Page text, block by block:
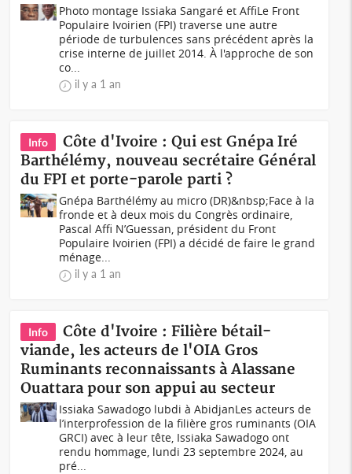
Photo montage Issiaka Sangaré et AffiLe Front
Populaire Ivoirien (FPI) traverse une autre
période de turbulences sans précédent après la
crise interne de juillet 2014. À l'approche de son
co...
il y a 1 an
Info
Côte d'Ivoire : Qui est Gnépa Iré
Barthélémy, nouveau secrétaire Général
du FPI et porte-parole parti ?
Gnépa Barthélémy au micro (DR)&nbsp;Face à la
fronde et à deux mois du Congrès ordinaire,
Pascal Affi N’Guessan, président du Front
Populaire Ivoirien (FPI) a décidé de faire le grand
ménage...
il y a 1 an
Info
Côte d'Ivoire : Filière bétail-
viande, les acteurs de l'OIA Gros
Ruminants reconnaissants à Alassane
Ouattara pour son appui au secteur
Issiaka Sawadogo lubdi à AbidjanLes acteurs de
l’interprofession de la filière gros ruminants (OIA
GRCI) avec à leur tête, Issiaka Sawadogo ont
rendu hommage, lundi 23 septembre 2024, au
pré...